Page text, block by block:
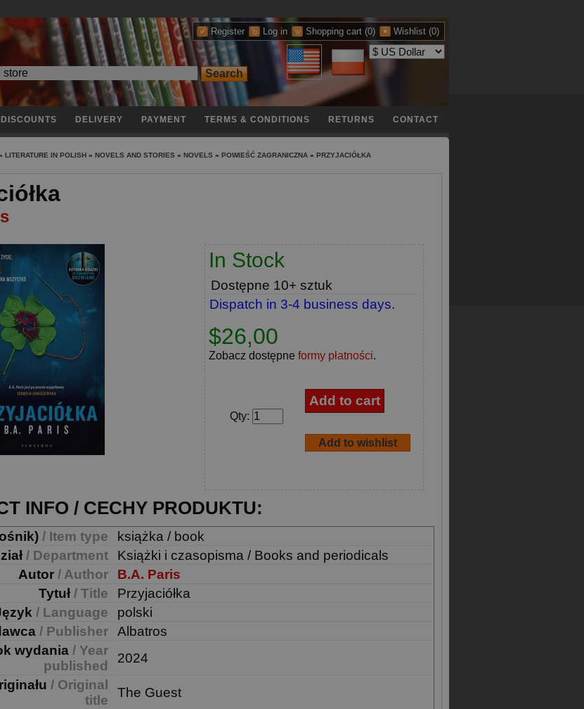
Register Log in Shopping cart (0) Wishlist (0)
DELIVERY PAYMENT TERMS & CONDITIONS RETURNS CONTACT
LITERATURE IN POLISH » NOVELS AND STORIES » NOVELS » POWIEŚĆ ZAGRANICZNA » PRZYJACIÓŁKA
In Stock
Dostępne 10+ sztuk
Dispatch in 3-4 business days.
$26,00
Zobacz dostępne formy płatności.
Qty:
INFO / CECHY PRODUKTU:
/ Item type
książka / book
/ Department
Książki i czasopisma / Books and periodicals
Autor / Author
B.A. Paris
Tytuł / Title
Przyjaciółka
/ Language
polski
/ Publisher
Albatros
wydania / Year
published
2024
/ Original
title
The Guest